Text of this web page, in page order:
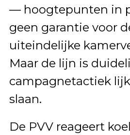
— hoogtepunten in
geen garantie voor
uiteindelijke
Maar de lijn is
campagnetactiek
slaan.
De PVV reageert